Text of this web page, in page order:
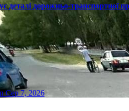
деталі дорожньо-транспортної
Сер 7, 2026